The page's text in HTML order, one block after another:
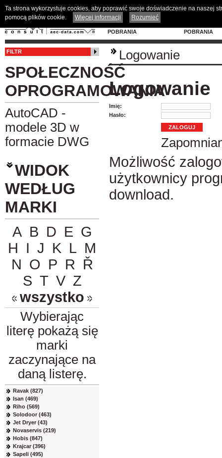
POBRANIA
POBRANIA
FILTR
SPOŁECZNOŚĆ
OPROGRAMOWANIA
AutoCAD -
modele 3D w
formacie DWG
WIDOK
WEDŁUG
MARKI
A B D E G
H I J K L M
N O P R Ř
S T V Z
wszystko
Wybierając
literę pokażą się
marki
zaczynające na
daną listerę.
Ravak (827)
Isan (469)
Riho (569)
Solodoor (463)
Jet Dryer (43)
Novaservis (219)
Hobis (847)
Krajcar (396)
Sapeli (495)
Logowanie
Logowanie
Imię:
Hasło:
Możliwość
użytkownicy
download.
Ta strona wykorzystuje cookies, aby poprawić swoje doświadczenie na naszej
pomocą plików cookie.
Więcej informacji Rozumieć